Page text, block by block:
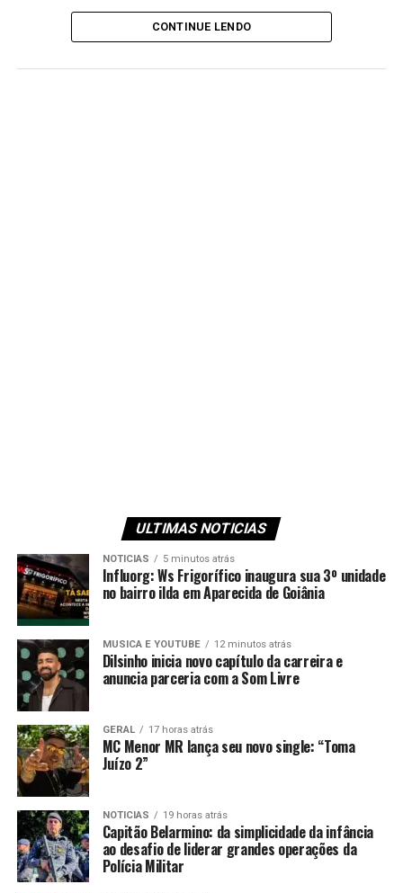
CONTINUE LENDO
ULTIMAS NOTICIAS
NOTICIAS 5 minutos atrás
Influorg: Ws Frigorífico inaugura sua 3º unidade
no bairro ilda em Aparecida de Goiânia
MUSICA E YOUTUBE 12 minutos atrás
Dilsinho inicia novo capítulo da carreira e
anuncia parceria com a Som Livre
GERAL 17 horas atrás
MC Menor MR lança seu novo single: “Toma
Juízo 2”
NOTICIAS 19 horas atrás
Capitão Belarmino: da simplicidade da infância
ao desafio de liderar grandes operações da
Polícia Militar